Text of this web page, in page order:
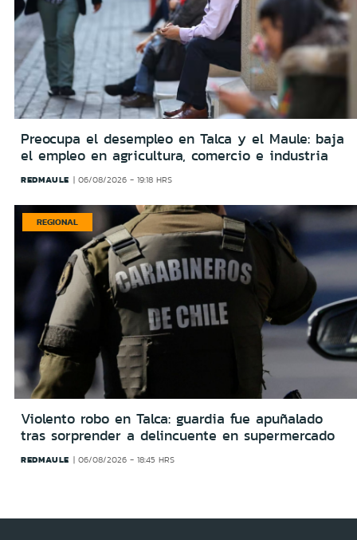
Preocupa el desempleo en Talca y el Maule: baja
el empleo en agricultura, comercio e industria
REDMAULE 06/08/2026 - 19:18 HRS
REGIONAL
Violento robo en Talca: guardia fue apuñalado
tras sorprender a delincuente en supermercado
REDMAULE 06/08/2026 - 18:45 HRS